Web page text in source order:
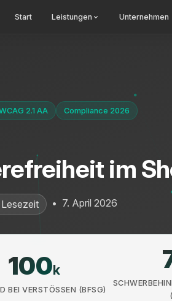
Start Leistungen Unternehmen
2.1 AA Compliance 2026
im
• 7. April 2026
100k
BEI VERSTÖSSEN (BFSG)